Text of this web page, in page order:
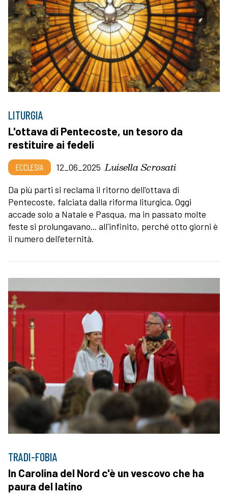
LITURGIA
L'ottava di Pentecoste, un tesoro da
restituire ai fedeli
ECCLESIA 12_06_2025 Luisella Scrosati
Da più parti si reclama il ritorno dell'ottava di
Pentecoste, falciata dalla riforma liturgica. Oggi
accade solo a Natale e Pasqua, ma in passato molte
feste si prolungavano... all'infinito, perché otto giorni è
il numero dell'eternità.
TRADI-FOBIA
In Carolina del Nord c'è un vescovo che ha
paura del latino